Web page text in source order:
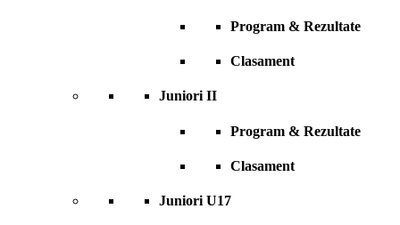
Program & Rezultate
Clasament
Juniori II
Program & Rezultate
Clasament
Juniori U17